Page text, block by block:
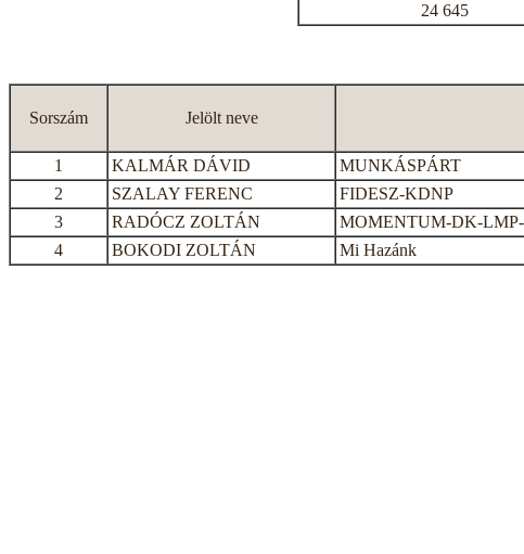
24 645
Sorszám Jelölt neve
1 KALMÁR DÁVID MUNKÁSPÁRT
2
SZALAY FERENC FIDESZ-KDNP
3
RADÓCZ ZOLTÁN MOMENTUM-DK-
4
BOKODI ZOLTÁN Mi Hazánk